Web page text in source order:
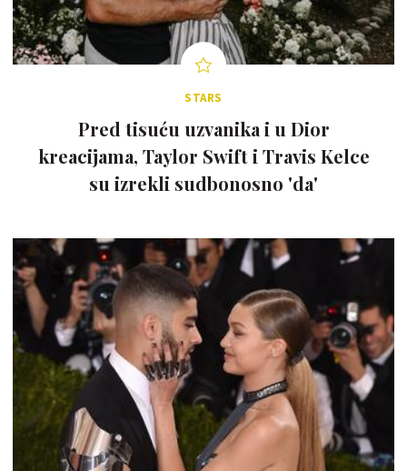
STARS
Pred tisuću uzvanika i u Dior
kreacijama, Taylor Swift i Travis Kelce
su izrekli sudbonosno 'da'